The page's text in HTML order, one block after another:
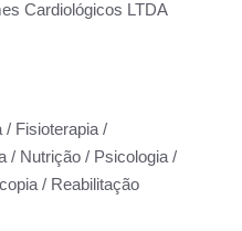
Cardiológicos LTDA
/ Fisioterapia /
/ Nutrição / Psicologia /
/ Reabilitação